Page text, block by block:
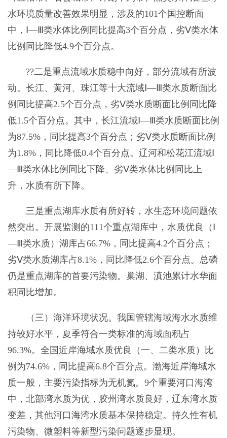
水环境质量改善效果明显，涉及的101个国控断面
中，Ⅰ—Ⅲ类水体比例同比提高3个百分点，劣Ⅴ类水体
比例同比降低4.9个百分点。
??二是重点流域水质稳中向好，部分流域有所波
动。长江、黄河、珠江等十大流域Ⅰ—Ⅲ类水质断面比
例同比提高2.5个百分点，劣Ⅴ类水质断面比例同比降
低1.5个百分点。其中，长江流域Ⅰ—Ⅲ类水质断面比例
为87.5%，同比提高3个百分点；劣Ⅴ类水质断面比例
为1.8%，同比降低0.4个百分点。辽河和松花江流域Ⅰ
—Ⅲ类水体比例同比下降、劣Ⅴ类水体比例同比上
升，水质有所下降。
三是重点湖库水质有所好转，水生态环境问题依
然突出。开展监测的111个重点湖库中，水质优良（Ⅰ
—Ⅲ类水质）湖库占66.7%，同比提高4.2个百分点；
劣Ⅴ类水质湖库占8.1%，同比降低2.6个百分点。总磷
仍是重点湖库的首要污染物。巢湖、滇池累计水华面
积同比增加。
（三）海洋环境状况。我国管辖海域海水水质维
持较好水平，夏季符合一类标准的海域面积占
96.3%。全国近岸海域水质优良（一、二类水质）比
例为74.6%，同比提高6.8个百分点。渤海近岸海域水
质一般，主要污染指标为无机氮。9个重要河口海湾
中，北部湾水质为优，胶州湾水质良好，辽东湾水质
变差，其他河口海湾水质基本保持稳定。持久性有机
污染物、微塑料等新型污染问题逐步显现。